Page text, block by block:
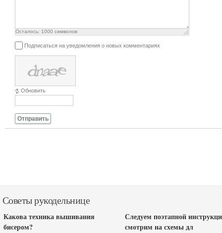
Осталось: 1000 символов
Подписаться на уведомления о новых комментариях
Обновить
Отправить
Советы рукодельнице
Какова техника вышивания
бисером?
Следуем поэтапной
смотрим на схемы дл